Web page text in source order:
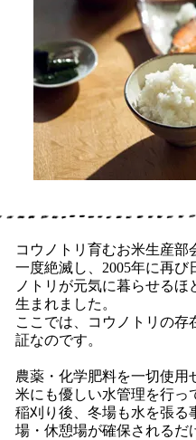
コウノトリ育むお米生産部
一度絶滅し、2005年に再び
ノトリが元気に暮らせる
生まれました。
ここでは、コウノトリの存
証なのです。
農薬・化学肥料を一切使用
米にも優しい水管理を行っ
稲刈り後、冬場も水を張る
場・休憩場が確保されるだ